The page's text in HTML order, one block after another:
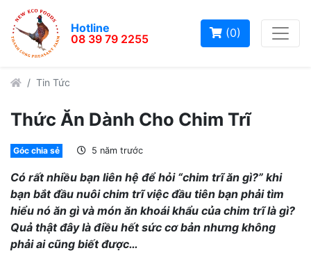
Hotline
08 39 79 2255
(0)
Tin Tức
Thức Ăn Dành Cho Chim Trĩ
Góc chia sẻ 5 năm trước
Có rất nhiều bạn liên hệ để hỏi “chim trĩ ăn gì?” khi
bạn bắt đầu nuôi chim trĩ việc đầu tiên bạn phải tìm
hiểu nó ăn gì và món ăn khoái khẩu của chim trĩ là gì?
Quả thật đây là điều hết sức cơ bản nhưng không
phải ai cũng biết được…